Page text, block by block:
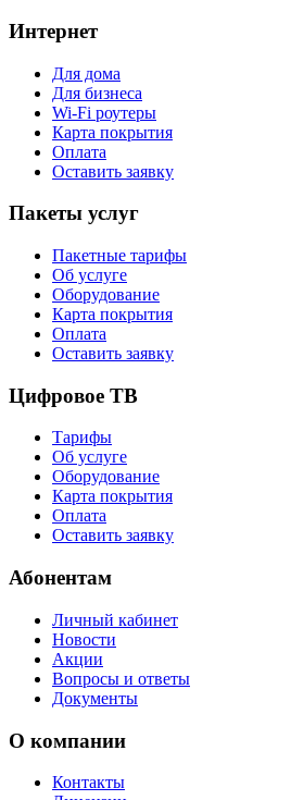
Интернет
Для дома
Для бизнеса
Wi-Fi роутеры
Карта покрытия
Оплата
Оставить заявку
Пакеты услуг
Пакетные тарифы
Об услуге
Оборудование
Карта покрытия
Оплата
Оставить заявку
Цифровое ТВ
Тарифы
Об услуге
Оборудование
Карта покрытия
Оплата
Оставить заявку
Абонентам
Личный кабинет
Новости
Акции
Вопросы и ответы
Документы
О компании
Контакты